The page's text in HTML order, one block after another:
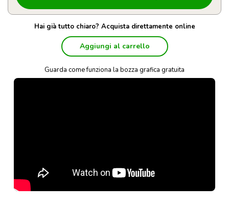
Hai già tutto chiaro? Acquista direttamente online
Aggiungi al carrello
Guarda come funziona la bozza grafica gratuita